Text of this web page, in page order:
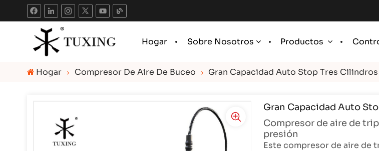
Hogar Sobre Nosotros Productos
Hogar Compresor De Aire De Buceo Gran Capacidad Auto Stop Tres Cilindros
Gran Capacidad Auto
Compresor de aire de
presión
Este compresor de aire de